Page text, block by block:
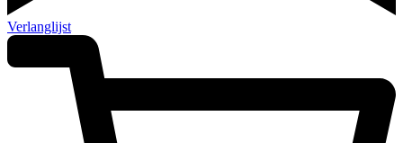
Verlanglijst